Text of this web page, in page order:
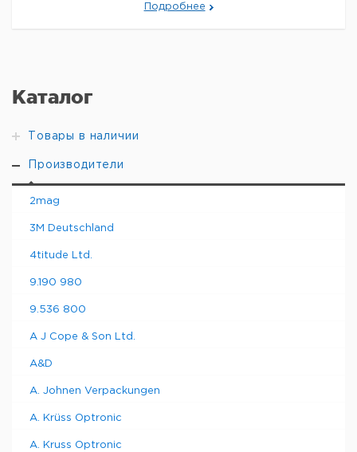
Каталог
Товары в наличии
Производители
2mag
3M Deutschland
4titude Ltd.
9.190 980
9.536 800
A J Cope & Son Ltd.
A&D
A. Johnen Verpackungen
A. Krüss Optronic
A. Kruss Optronic
Подробнее